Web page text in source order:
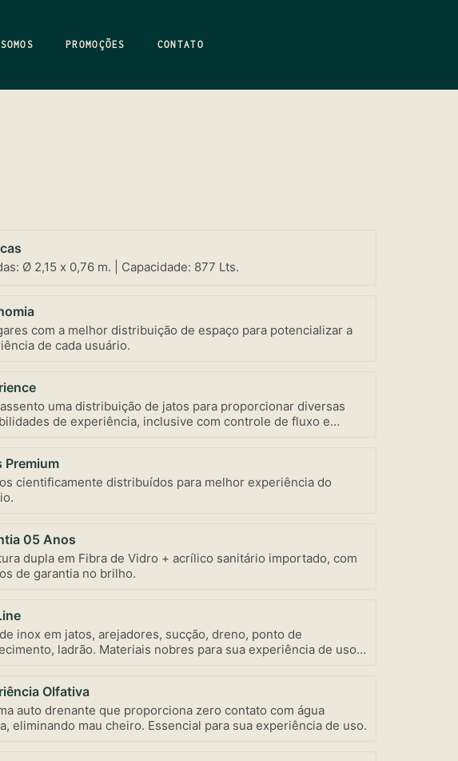
PROMOÇÕES CONTATO
Ø 2,15 x 0,76 m. | Capacidade: 877 Lts.
com a melhor distribuição de espaço para potencializar a
de cada usuário.
uma distribuição de jatos para proporcionar diversas
de experiência, inclusive com controle de fluxo e
Premium
cientificamente distribuídos para melhor experiência do
05 Anos
dupla em Fibra de Vidro + acrílico sanitário importado, com
de garantia no brilho.
inox em jatos, arejadores, sucção, dreno, ponto de
ladrão. Materiais nobres para sua experiência de uso e
Olfativa
auto drenante que proporciona zero contato com água
eliminando mau cheiro. Essencial para sua experiência de uso.